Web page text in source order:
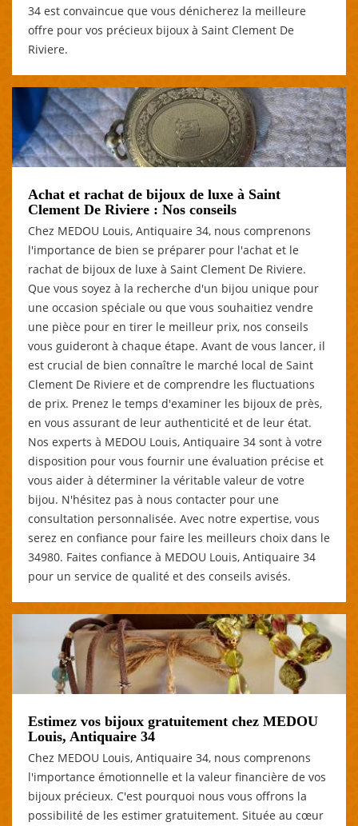
34 est convaincue que vous dénicherez la meilleure
offre pour vos précieux bijoux à Saint Clement De
Riviere.
Achat et rachat de bijoux de luxe à Saint
Clement De Riviere : Nos conseils
Chez MEDOU Louis, Antiquaire 34, nous comprenons
l'importance de bien se préparer pour l'achat et le
rachat de bijoux de luxe à Saint Clement De Riviere.
Que vous soyez à la recherche d'un bijou unique pour
une occasion spéciale ou que vous souhaitiez vendre
une pièce pour en tirer le meilleur prix, nos conseils
vous guideront à chaque étape. Avant de vous lancer, il
est crucial de bien connaître le marché local de Saint
Clement De Riviere et de comprendre les fluctuations
de prix. Prenez le temps d'examiner les bijoux de près,
en vous assurant de leur authenticité et de leur état.
Nos experts à MEDOU Louis, Antiquaire 34 sont à votre
disposition pour vous fournir une évaluation précise et
vous aider à déterminer la véritable valeur de votre
bijou. N'hésitez pas à nous contacter pour une
consultation personnalisée. Avec notre expertise, vous
serez en confiance pour faire les meilleurs choix dans le
34980. Faites confiance à MEDOU Louis, Antiquaire 34
pour un service de qualité et des conseils avisés.
Estimez vos bijoux gratuitement chez MEDOU
Louis, Antiquaire 34
Chez MEDOU Louis, Antiquaire 34, nous comprenons
l'importance émotionnelle et la valeur financière de vos
bijoux précieux. C'est pourquoi nous vous offrons la
possibilité de les estimer gratuitement. Située au cœur